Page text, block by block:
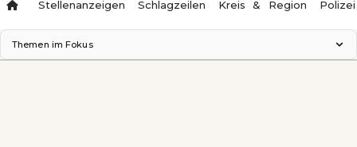
Stellenanzeigen Schlagzeilen Kreis & Region Polizei
Themen im Fokus